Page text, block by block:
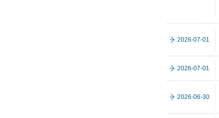
2026-07-01
2026-07-01
2026-06-30